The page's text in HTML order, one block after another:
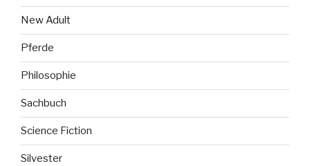
New Adult
Pferde
Philosophie
Sachbuch
Science Fiction
Silvester